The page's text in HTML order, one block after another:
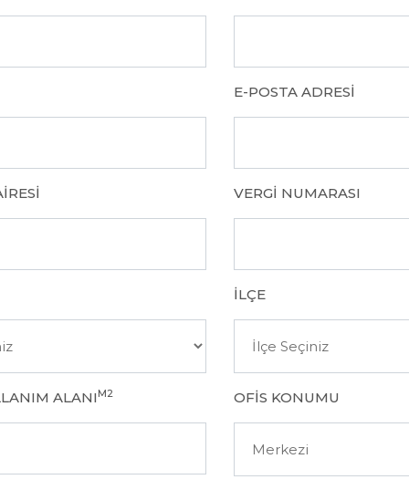
E-POSTA ADRESI
VERGI NUMARASI
İLÇE
ALANIM2 OFIS KONUMU